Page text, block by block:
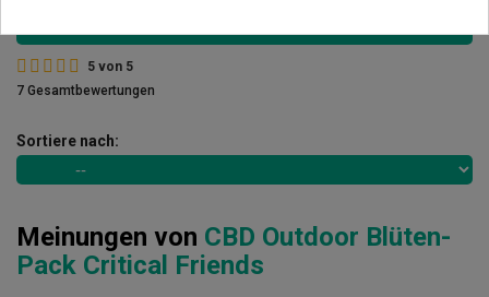
5 von 5
7 Gesamtbewertungen
Sortiere nach:
Meinungen von CBD Outdoor Blüten-
Pack Critical Friends